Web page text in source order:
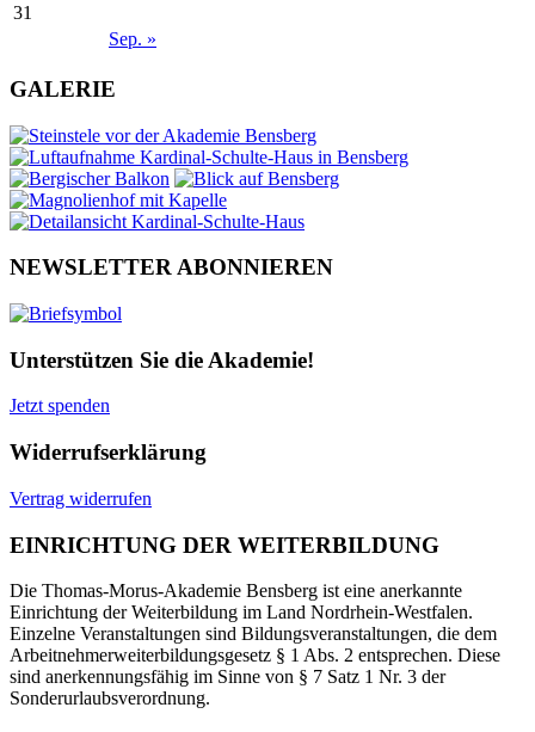
Sep. »
31
GALERIE
NEWSLETTER ABONNIEREN
Unterstützen Sie die Akademie!
Jetzt spenden
Widerrufserklärung
Vertrag widerrufen
EINRICHTUNG DER WEITERBILDUNG
Die Thomas-Morus-Akademie Bensberg ist eine anerkannte
Einrichtung der Weiterbildung im Land Nordrhein-Westfalen.
Einzelne Veranstaltungen sind Bildungsveranstaltungen, die dem
Arbeitnehmerweiterbildungsgesetz § 1 Abs. 2 entsprechen. Diese
sind anerkennungsfähig im Sinne von § 7 Satz 1 Nr. 3 der
Sonderurlaubsverordnung.